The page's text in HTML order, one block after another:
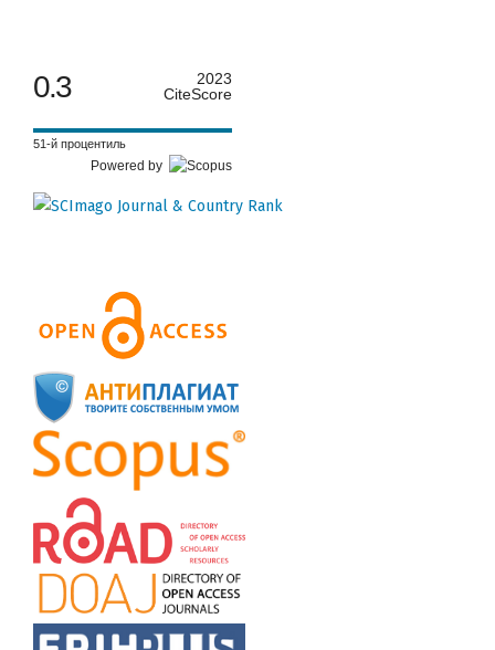
0.3
2023
CiteScore
51-й процентиль
Powered by